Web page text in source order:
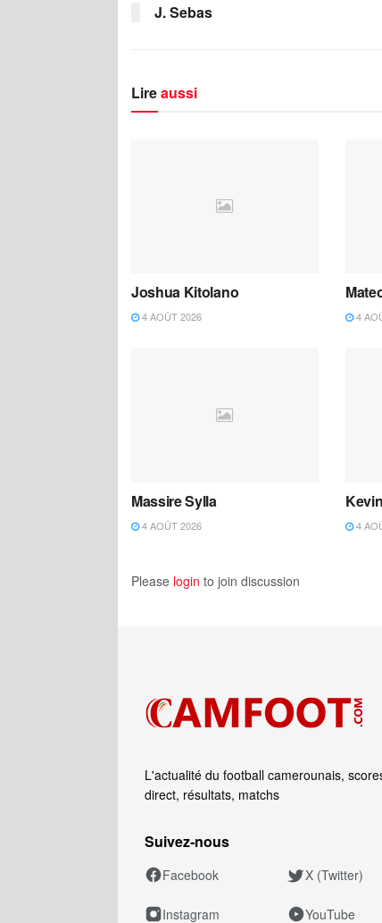
J. Sebas
Lireaussi
Joshua Kitolano
4 AOÛT 2026 4
Massire Sylla
4 AOÛT 2026 4
Please login to join discussion
L'actualité du football camerounais,
direct, résultats, matchs
Suivez‑nous
Facebook X (Twitter)
Instagram YouTube